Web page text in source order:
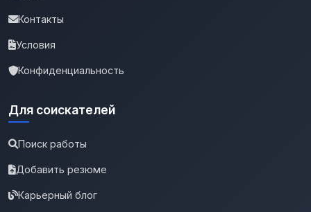
Контакты
Условия
Конфиденциальность
Для соискателей
Поиск работы
Добавить резюме
Карьерный блог